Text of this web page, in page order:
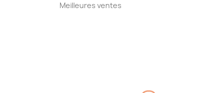
Meilleures ventes